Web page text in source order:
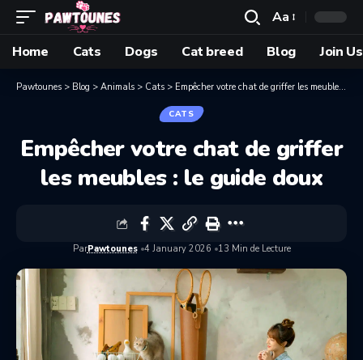
Aa
Home
Cats Dogs Cat breed Blog Join
Pawtounes > Blog > Animals > Cats > Empêcher votre chat de griffer les meubles : le guide doux
CATS
Empêcher votre chat de griffer
les meubles : le guide doux
ParPawtounes 4 January 2026 13 Min de Lecture